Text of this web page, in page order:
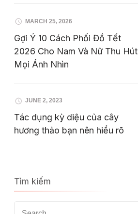
MARCH 25, 2026
Gợi Ý 10 Cách Phối Đồ Tết
2026 Cho Nam Và Nữ Thu Hút
Mọi Ánh Nhìn
JUNE 2, 2023
Tác dụng kỳ diệu của cây
hương thảo bạn nên hiểu rõ
Tìm kiếm
Search